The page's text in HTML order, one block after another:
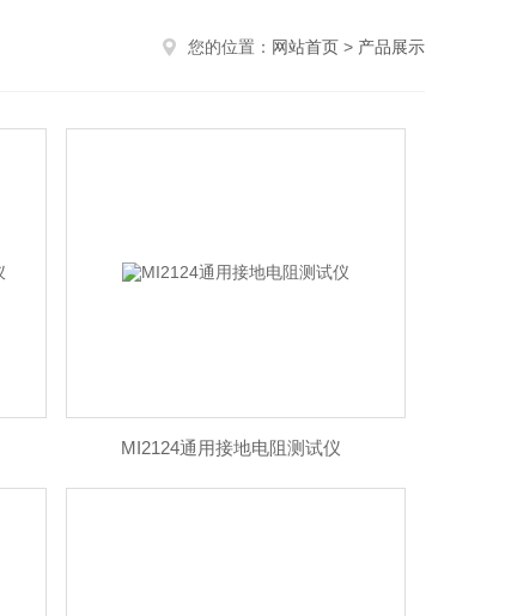
您的位置： 网站首页 > 产品展示
MI2124通用接地电阻测试仪